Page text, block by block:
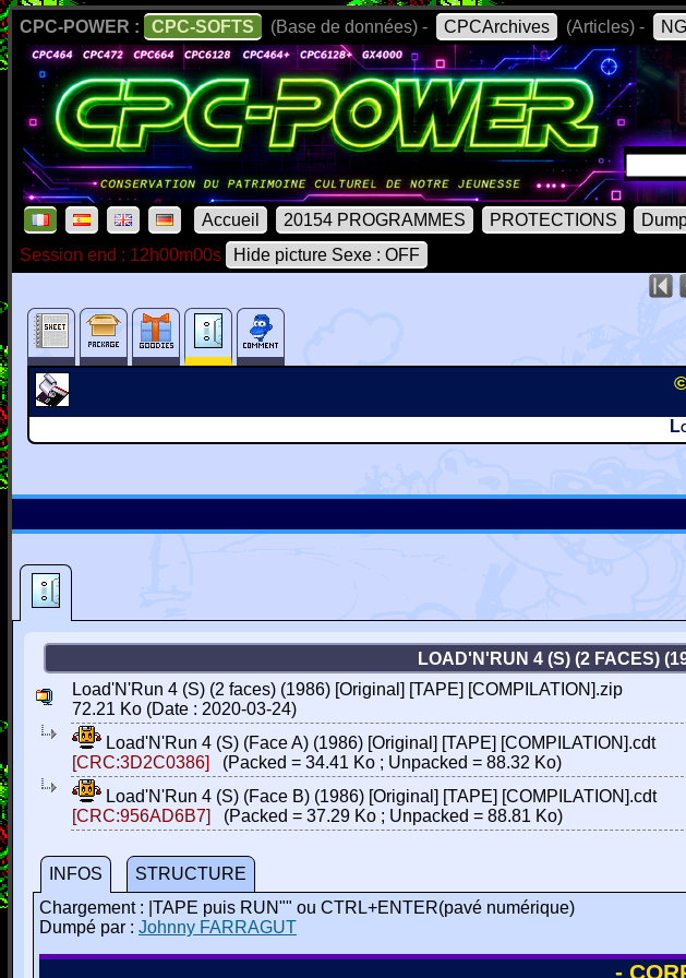
CPC-POWER : CPC-SOFTS (Base de données) - CPCArchives (Articles) -
Accueil 20154 PROGRAMMES PROTECTIONS
Session end : 12h00m00s
Hide picture Sexe : OFF
LOAD'N'RUN 4 (S) (2 FACES)
Load'N'Run 4 (S) (2 faces) (1986) [Original] [TAPE] [COMPILATION].zip
72.21 Ko (Date : 2020-03-24)
Load'N'Run 4 (S) (Face A) (1986) [Original] [TAPE] [COMPILATION].cdt
[CRC:3D2C0386]
(Packed = 34.41 Ko ; Unpacked = 88.32 Ko)
Load'N'Run 4 (S) (Face B) (1986) [Original] [TAPE] [COMPILATION].cdt
[CRC:956AD6B7]
(Packed = 37.29 Ko ; Unpacked = 88.81 Ko)
INFOS
STRUCTURE
Chargement : |TAPE puis RUN"" ou CTRL+ENTER(pavé numérique)
Dumpé par : Johnny FARRAGUT
-